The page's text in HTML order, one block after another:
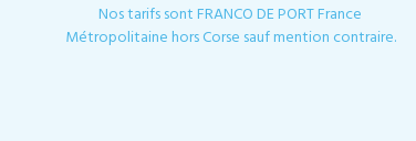
Nos tarifs sont FRANCO DE PORT France
Métropolitaine hors Corse sauf mention contraire.